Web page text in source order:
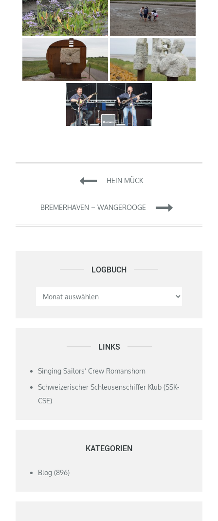
Beitragsnavigation
HEIN MÜCK
BREMERHAVEN – WANGEROOGE
LOGBUCH Logbuch
LINKS
Singing Sailors‘ Crew Romanshorn
Schweizerischer Schleusenschiffer Klub (SSK-
CSE)
KATEGORIEN
Blog (896)